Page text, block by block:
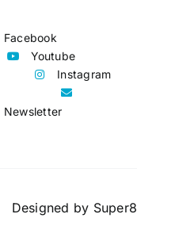
Facebook
Youtube
Instagram
Newsletter
Designed by Super8